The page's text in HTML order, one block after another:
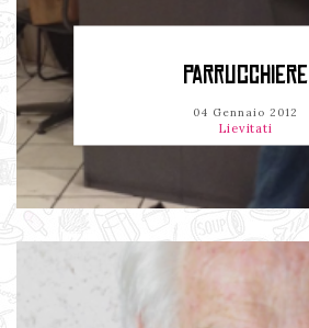
PARRUCCHIERE
04 Gennaio 2012
Lievitati